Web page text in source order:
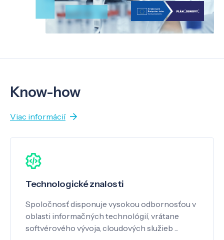
Know-how
Viac informácií
Technologické znalosti
Spoločnosť disponuje vysokou odbornosťou v
oblasti informačných technológií, vrátane
softvérového vývoja, cloudových služieb ...